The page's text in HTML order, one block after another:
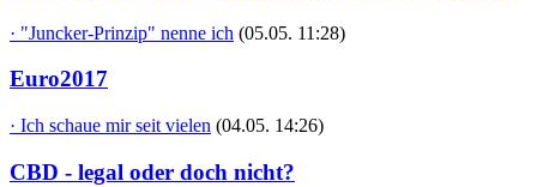
· "Juncker-Prinzip" nenne ich (05.05. 11:28)
Euro2017
· Ich schaue mir seit vielen (04.05. 14:26)
CBD - legal oder doch nicht?